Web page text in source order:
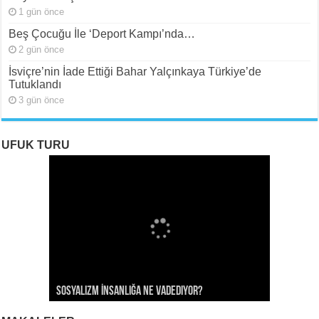
1 gün önce
Beş Çocuğu İle ‘Deport Kampı’nda…
2 gün önce
İsviçre’nin İade Ettiği Bahar Yalçınkaya Türkiye’de
Tutuklandı
3 gün önce
UFUK TURU
Sosyalizm İnsanlığa Ne Vadediyor?
Gerileyişi -III
Gerileyişi -II
Gerileyişi*
Rojava Devrimi İçin Yangın Alarmı